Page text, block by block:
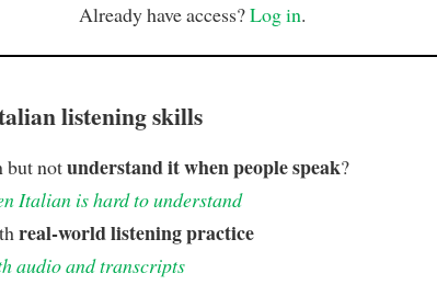
Already have access?Log in.
listening skills
but notunderstand it when people speak?
Italian is hard to understand
real-world listening practice
audio and transcripts